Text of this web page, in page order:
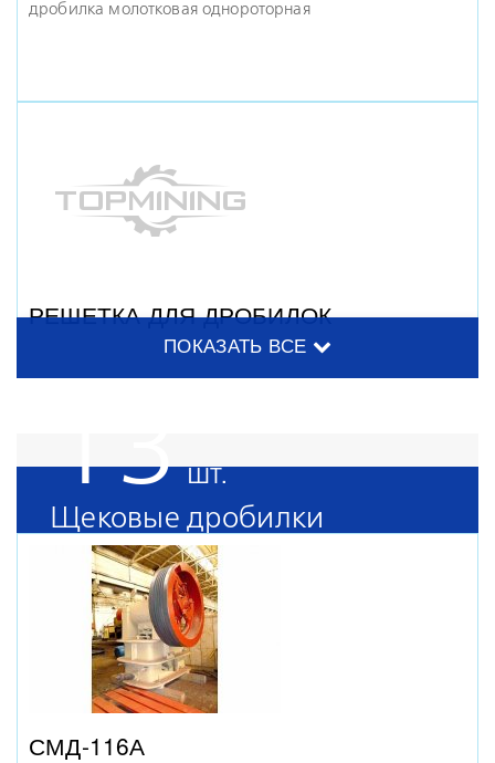
дробилка молотковая однороторная
РЕШЕТКА ДЛЯ ДРОБИЛОК
МОЛОТКОВАЯ ДРОБИЛКА 2004
ПОКАЗАТЬ ВСЕ
Щековые дробилки
13
СМД-116А